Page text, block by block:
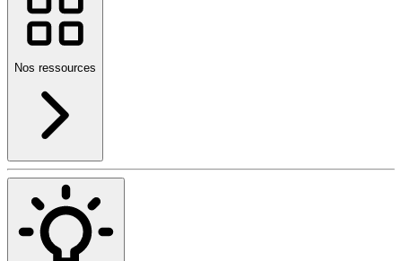
Nos ressources